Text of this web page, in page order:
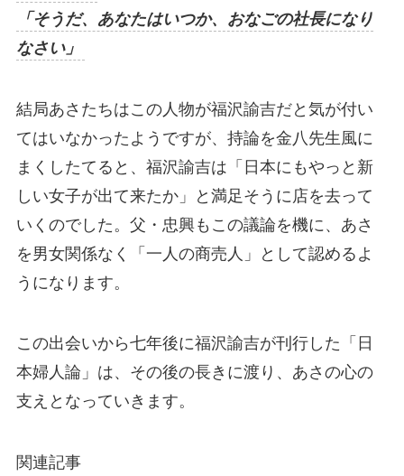
「そうだ、あなたはいつか、おなごの社長になり
なさい」
結局あさたちはこの人物が福沢諭吉だと気が付い
てはいなかったようですが、持論を金八先生風に
まくしたてると、福沢諭吉は「日本にもやっと新
しい女子が出て来たか」と満足そうに店を去って
いくのでした。父・忠興もこの議論を機に、あさ
を男女関係なく「一人の商売人」として認めるよ
うになります。
この出会いから七年後に福沢諭吉が刊行した「日
本婦人論」は、その後の長きに渡り、あさの心の
支えとなっていきます。
関連記事